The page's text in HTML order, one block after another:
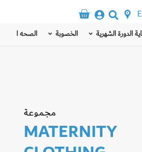
الدورة الشهرية الخصوبة الصحه
مجموعة
MATERNITY